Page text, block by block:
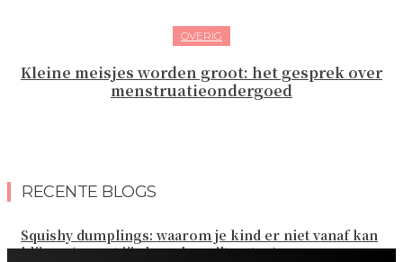
OVERIG
Kleine meisjes worden groot: het gesprek over
menstruatieondergoed
RECENTE BLOGS
Squishy dumplings: waarom je kind er niet vanaf kan
blijven (en wat jij als ouder wilt weten)